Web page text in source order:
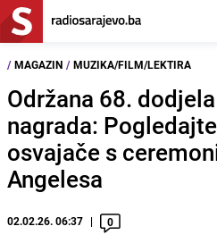
/ MAGAZIN / MUZIKA/FILM/LEKTIRA
Održana 68.
nagrada:
osvajače s
Angelesa
02.02.26. 06:37 0